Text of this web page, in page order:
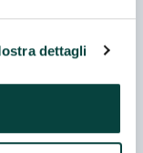
dettagli